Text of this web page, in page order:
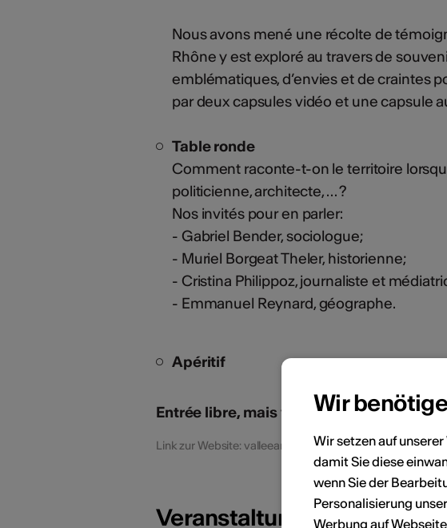
Nous avons mené une récolte de
Rhône y est exploré au travers de
emblématiques, d’envies et de craintes
par deux capsules vidéo et une capsule
Table ronde
Comment raconte-t-on le territoire
politicienne, architecte, … ?
Nos invités pour en parler:
- Gabriel Bender, sociologue;
- Muriel Borgeat Theler, historienne;
- Cristina Philippoz, journaliste et
- Emmanuel Reynard, géographe.
Apéritif
Entrée libre, mais veuillez vous inscrire !
Link zur Website: valleearchipel.ch
Veranstaltungsdaten
Wir
Wir setzen auf
damit Sie diese
wenn Sie der
Personalisierung
Werbung auf